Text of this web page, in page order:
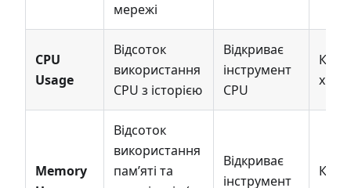
мережі
CPU
Usage
Відсоток
використання
CPU з історією
Відкриває
інструмент
CPU
Memory
Відсоток
використання
памʼяті та
Відкриває
інструмент